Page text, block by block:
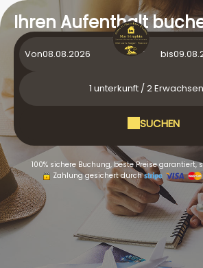
Ihren Aufenthalt
Von bis
1 unterkunft /2
SUCHEN
100% sichere Buchung, beste Preise garantiert,
Zahlung gesichert durch